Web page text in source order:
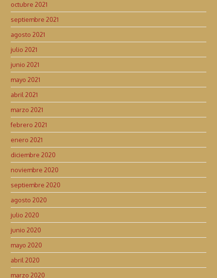
octubre 2021
septiembre 2021
agosto 2021
julio 2021
junio 2021
mayo 2021
abril 2021
marzo 2021
febrero 2021
enero 2021
diciembre 2020
noviembre 2020
septiembre 2020
agosto 2020
julio 2020
junio 2020
mayo 2020
abril 2020
marzo 2020